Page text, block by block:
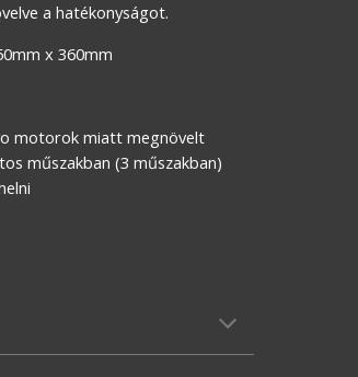
a hatékonyságot.
x 360mm
motorok miatt megnövelt
műszakban (3 műszakban)